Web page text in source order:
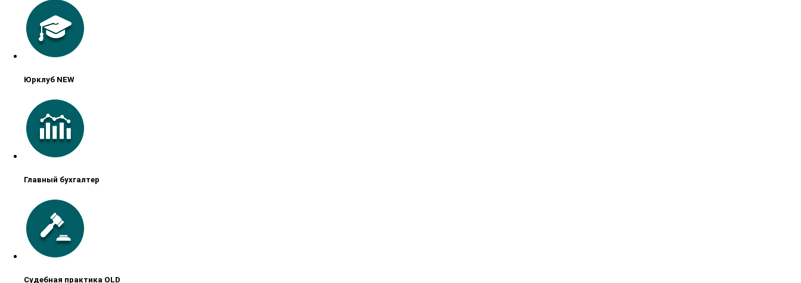
Юрклуб NEW
Главный бухгалтер
Судебная практика OLD